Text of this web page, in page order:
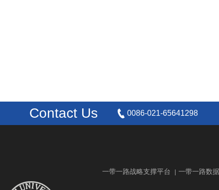
Contact Us 0086-021-65641298
一带一路战略支撑平台 一带一路数